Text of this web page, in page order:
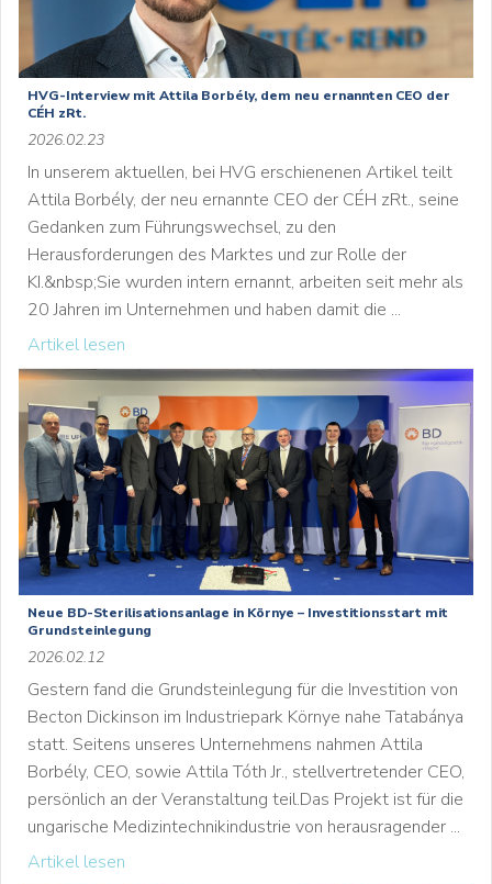
HVG-Interview mit Attila Borbély, dem neu ernannten CEO der
CÉH zRt.
2026.02.23
In unserem aktuellen, bei HVG erschienenen Artikel teilt
Attila Borbély, der neu ernannte CEO der CÉH zRt., seine
Gedanken zum Führungswechsel, zu den
Herausforderungen des Marktes und zur Rolle der
KI.&nbsp;Sie wurden intern ernannt, arbeiten seit mehr als
20 Jahren im Unternehmen und haben damit die ...
Artikel lesen
Neue BD-Sterilisationsanlage in Környe – Investitionsstart mit
Grundsteinlegung
2026.02.12
Gestern fand die Grundsteinlegung für die Investition von
Becton Dickinson im Industriepark Környe nahe Tatabánya
statt. Seitens unseres Unternehmens nahmen Attila
Borbély, CEO, sowie Attila Tóth Jr., stellvertretender CEO,
persönlich an der Veranstaltung teil.Das Projekt ist für die
ungarische Medizintechnikindustrie von herausragender ...
Artikel lesen